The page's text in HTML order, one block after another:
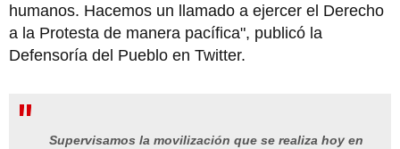
humanos. Hacemos un llamado a ejercer el Derecho
a la Protesta de manera pacífica", publicó la
Defensoría del Pueblo en Twitter.
Supervisamos la movilización que se realiza hoy en